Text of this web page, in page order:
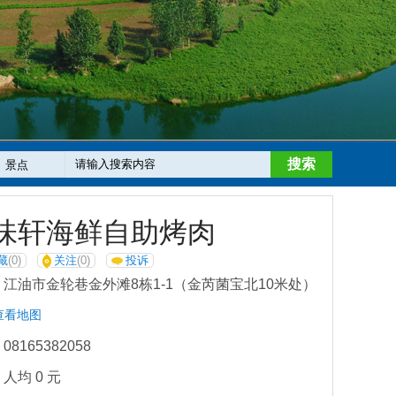
搜索
轩海鲜自助烤肉
(0) 关注(0) 投诉
油市金轮巷金外滩8栋1-1（金芮菌宝北10米处）
看地图
08165382058
均 0 元